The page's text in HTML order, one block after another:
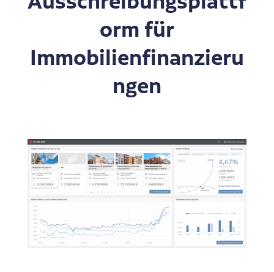
orm für
Immobilienfinanzieru
ngen